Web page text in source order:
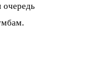
очередь